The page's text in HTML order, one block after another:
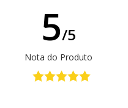
DIVERSOS
Acessórios
Argilas
5/5
Nota do Produto